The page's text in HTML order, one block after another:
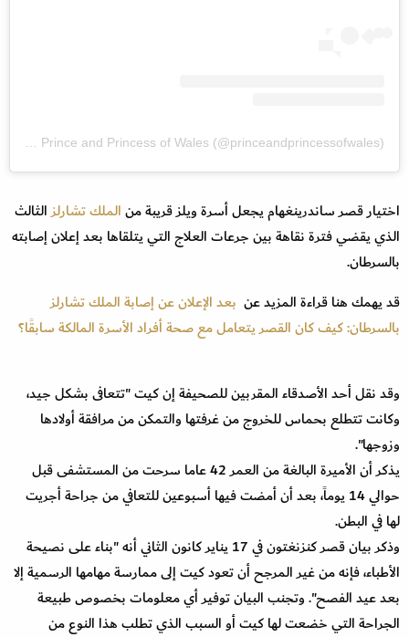
اختيار قصر ساندرينغهام يجعل أسرة ويلز قريبة منالملك تشارلزالثالث
الذي يقضي فترة نقاهة بين جرعات العلاج التي يتلقاها بعد إعلان إصابته
بالسرطان.
قد يهمك هنا قراءة المزيد عن بعد الإعلان عن إصابة الملك تشارلز
بالسرطان: كيف كان القصر يتعامل مع صحة أفراد الأسرة المالكة سابقًا؟
وقد نقل أحد الأصدقاء المقربين للصحيفة إن كيت "تتعافى بشكل جيد،
وكانت تتطلع بحماس للخروج من غرفتها والتمكن من مرافقة أولادها
وزوجها".
يذكر أن الأميرة البالغة من العمر 42 عاما سرحت من المستشفى قبل
حوالي 14 يوماً، بعد أن أمضت فيها أسبوعين للتعافي من جراحة أجريت
لها في البطن.
وذكر بيان قصر كنزنغتون في 17 يناير كانون الثاني أنه "بناء على نصيحة
الأطباء، فإنه من غير المرجح أن تعود كيت إلى ممارسة مهامها الرسمية إلا
بعد عيد الفصح". وتجنب البيان توفير أي معلومات بخصوص طبيعة
الجراحة التي خضعت لها كيت أو السبب الذي تطلب هذا النوع من